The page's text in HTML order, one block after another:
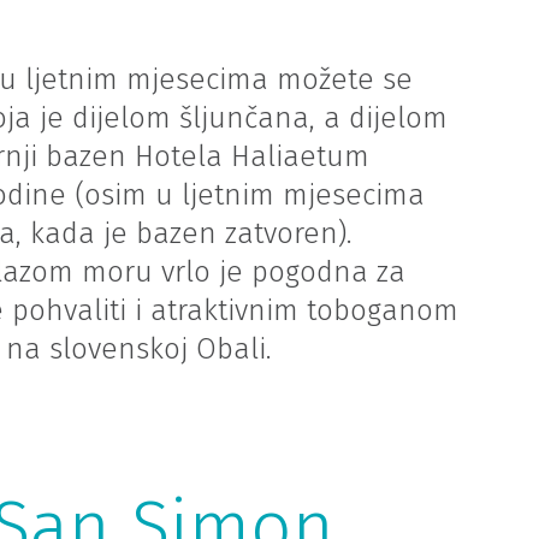
ljetnim mjesecima možete se
je dijelom šljunčana, a dijelom
bazen Hotela Haliaetum
(osim u ljetnim mjesecima
kada je bazen zatvoren).
moru vrlo je pogodna za
pohvaliti i atraktivnim toboganom
slovenskoj Obali.